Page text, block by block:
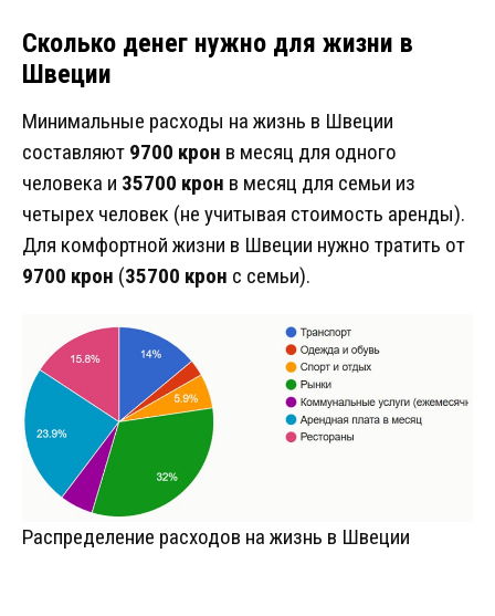
Сколько денег нужно для жизни в
Швеции
Минимальные расходы на жизнь в Швеции
составляют 9700 крон в месяц для одного
человека и 35700 крон в месяц для семьи из
четырех человек (не учитывая стоимость аренды).
Для комфортной жизни в Швеции нужно тратить от
9700 крон (35700 крон с семьи).
Распределение расходов на жизнь в Швеции